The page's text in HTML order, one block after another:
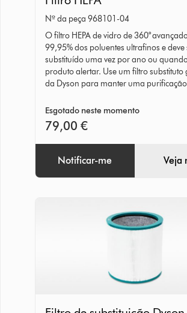
HEPA
Nº da peça 968101-04
O filtro HEPA de vidro de 360°
99,95% dos poluentes ultrafinos e deve
substituído uma vez por ano ou
produto alertar. Use um filtro substituto
da Dyson para manter uma
Esgotado neste momento
79,00 €
Notificar-me Veja